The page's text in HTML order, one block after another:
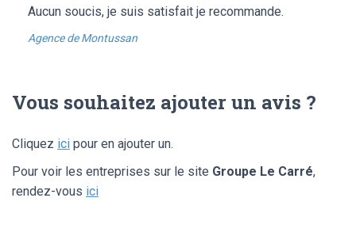
Aucun soucis, je suis satisfait je recommande.
Agence de Montussan
Vous souhaitez ajouter un avis ?
Cliquez ici pour en ajouter un.
Pour voir les entreprises sur le site Groupe Le Carré,
rendez-vous ici